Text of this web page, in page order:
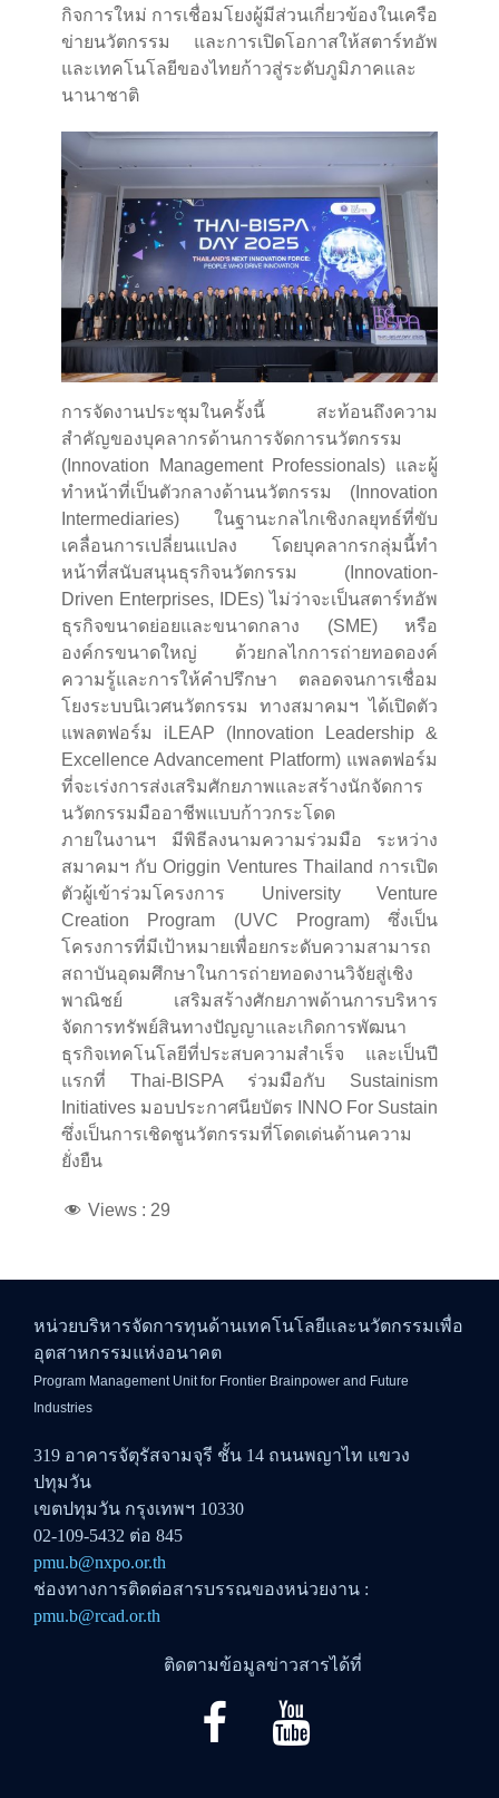
กิจการใหม่ การเชื่อมโยงผู้มีส่วนเกี่ยวข้องในเครือ
ข่ายนวัตกรรม และการเปิดโอกาสให้สตาร์ทอัพ
และเทคโนโลยีของไทยก้าวสู่ระดับภูมิภาคและ
นานาชาติ
การจัดงานประชุมในครั้งนี้ สะท้อนถึงความ
สำคัญของบุคลากรด้านการจัดการนวัตกรรม
(Innovation Management Professionals) และผู้
ทำหน้าที่เป็นตัวกลางด้านนวัตกรรม (Innovation
Intermediaries) ในฐานะกลไกเชิงกลยุทธ์ที่ขับ
เคลื่อนการเปลี่ยนแปลง โดยบุคลากรกลุ่มนี้ทำ
หน้าที่สนับสนุนธุรกิจนวัตกรรม (Innovation-
Driven Enterprises, IDEs) ไม่ว่าจะเป็นสตาร์ทอัพ
ธุรกิจขนาดย่อยและขนาดกลาง (SME) หรือ
องค์กรขนาดใหญ่ ด้วยกลไกการถ่ายทอดองค์
ความรู้และการให้คำปรึกษา ตลอดจนการเชื่อม
โยงระบบนิเวศนวัตกรรม ทางสมาคมฯ ได้เปิดตัว
แพลตฟอร์ม iLEAP (Innovation Leadership &
Excellence Advancement Platform) แพลตฟอร์ม
ที่จะเร่งการส่งเสริมศักยภาพและสร้างนักจัดการ
นวัตกรรมมืออาชีพแบบก้าวกระโดด
ภายในงานฯ มีพิธีลงนามความร่วมมือ ระหว่าง
สมาคมฯ กับ Origgin Ventures Thailand การเปิด
ตัวผู้เข้าร่วมโครงการ University Venture
Creation Program (UVC Program) ซึ่งเป็น
โครงการที่มีเป้าหมายเพื่อยกระดับความสามารถ
สถาบันอุดมศึกษาในการถ่ายทอดงานวิจัยสู่เชิง
พาณิชย์ เสริมสร้างศักยภาพด้านการบริหาร
จัดการทรัพย์สินทางปัญญาและเกิดการพัฒนา
ธุรกิจเทคโนโลยีที่ประสบความสำเร็จ และเป็นปี
แรกที่ Thai-BISPA ร่วมมือกับ Sustainism
Initiatives มอบประกาศนียบัตร INNO For Sustain
ซึ่งเป็นการเชิดชูนวัตกรรมที่โดดเด่นด้านความ
ยั่งยืน
Views : 29
หน่วยบริหารจัดการทุนด้านเทคโนโลยีและนวัตกรรมเพื่อ
อุตสาหกรรมแห่งอนาคต
Program Management Unit for Frontier Brainpower and Future
Industries
319 อาคารจัตุรัสจามจุรี ชั้น 14 ถนนพญาไท แขวง
ปทุมวัน
เขตปทุมวัน กรุงเทพฯ 10330
02-109-5432 ต่อ 845
pmu.b@nxpo.or.th
ช่องทางการติดต่อสารบรรณของหน่วยงาน :
pmu.b@rcad.or.th
ติดตามข้อมูลข่าวสารได้ที่